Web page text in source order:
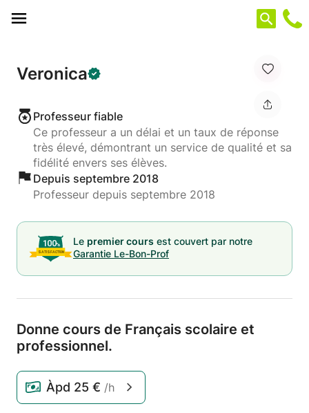
Veronica
Professeur fiable
Ce professeur a un délai et un taux de réponse
très élevé, démontrant un service de qualité et sa
fidélité envers ses élèves.
Depuis septembre 2018
Professeur depuis septembre 2018
Le premier cours est couvert par notre
Garantie Le-Bon-Prof
Donne cours de Français scolaire et
professionnel.
Àpd 25 € /h